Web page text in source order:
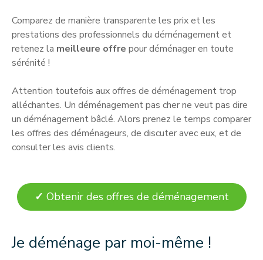
Comparez de manière transparente les prix et les
prestations des professionnels du déménagement et
retenez la meilleure offre pour déménager en toute
sérénité !
Attention toutefois aux offres de déménagement trop
alléchantes. Un déménagement pas cher ne veut pas dire
un déménagement bâclé. Alors prenez le temps comparer
les offres des déménageurs, de discuter avec eux, et de
consulter les avis clients.
✓ Obtenir des offres de déménagement
Je déménage par moi-même !